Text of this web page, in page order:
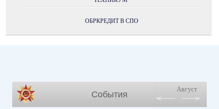
ОБРКРЕДИТ В СПО
События
Август